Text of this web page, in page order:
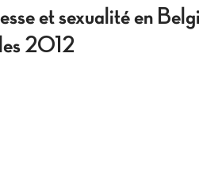
et sexualité en
2012